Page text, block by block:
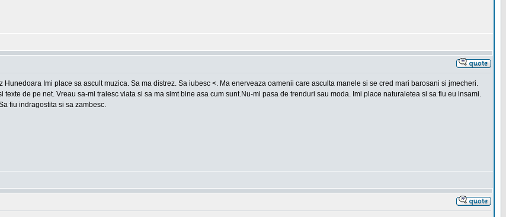
Hunedoara Imi place sa ascult muzica. Sa ma distrez. Sa iubesc <. Ma enerveaza oamenii care asculta manele si se cred mari barosani si jmecheri.
de pe net. Vreau sa-mi traiesc viata si sa ma simt bine asa cum sunt.Nu-mi pasa de trenduri sau moda. Imi place naturaletea si sa fiu eu insami.
fiu indragostita si sa zambesc.